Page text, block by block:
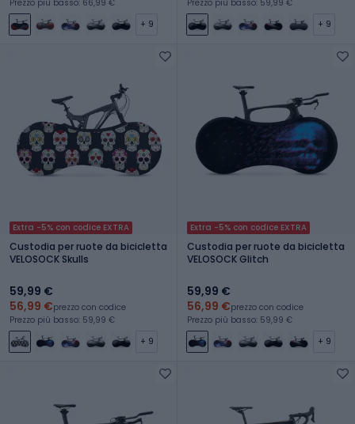
Prezzo più basso: 66,99 €
+ 9
Prezzo più basso: 59,99 €
+ 9
Extra -5% con codice EXTRA
Custodia per ruote da bicicletta
VELOSOCK Skulls
59,99 €
56,99 €prezzo con codice
Prezzo più basso: 59,99 €
+ 9
Extra -5% con codice EXTRA
Custodia per ruote da bicicletta
VELOSOCK Glitch
59,99 €
56,99 €prezzo con codice
Prezzo più basso: 59,99 €
+ 9